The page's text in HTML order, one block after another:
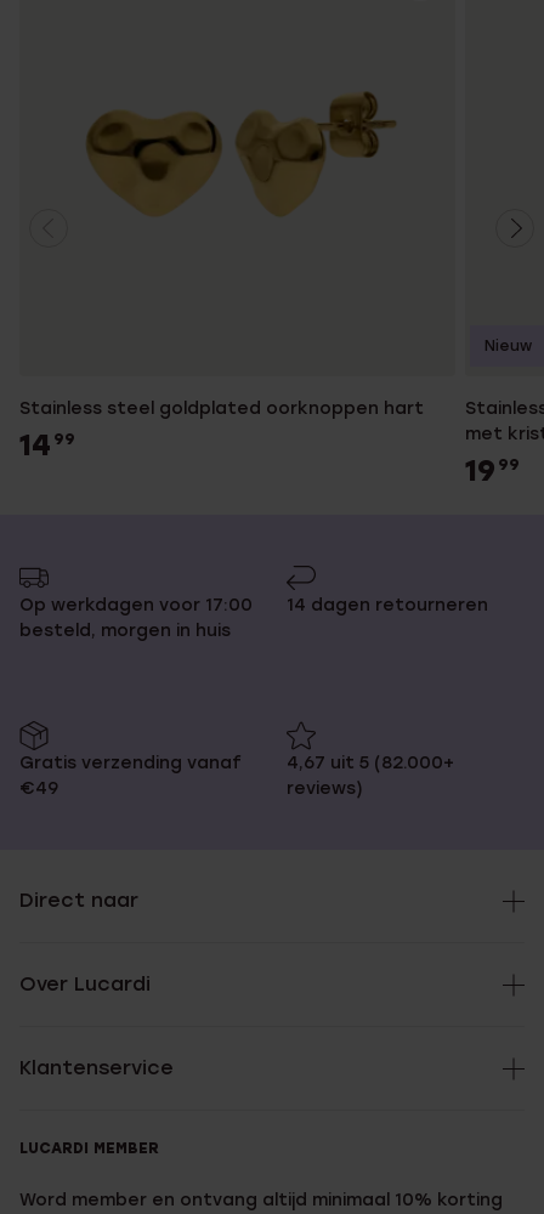
Stainless steel goldplated oorknoppen hart
14 99
met
19 99
Nieuw
Op werkdagen voor 17:00
besteld, morgen in huis
14 dagen retourneren
Gratis verzending vanaf
€49
4,67 uit 5 (82.000+
reviews)
Direct naar
Over Lucardi
Klantenservice
LUCARDI MEMBER
Word member en ontvang altijd minimaal 10% korting